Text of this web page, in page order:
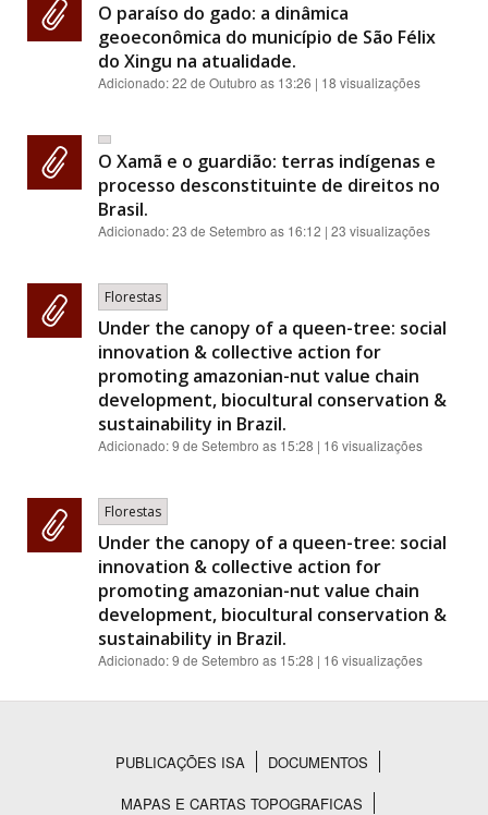
O paraíso do gado: a dinâmica
geoeconômica do município de São Félix
do Xingu na atualidade.
Adicionado:22 de Outubro as 13:26 | 18 visualizações
O Xamã e o guardião: terras indígenas e
processo desconstituinte de direitos no
Brasil.
Adicionado:23 de Setembro as 16:12 | 23 visualizações
Florestas
Under the canopy of a queen-tree: social
innovation & collective action for
promoting amazonian-nut value chain
development, biocultural conservation &
sustainability in Brazil.
Adicionado:9 de Setembro as 15:28 | 16 visualizações
Florestas
Under the canopy of a queen-tree: social
innovation & collective action for
promoting amazonian-nut value chain
development, biocultural conservation &
sustainability in Brazil.
Adicionado:9 de Setembro as 15:28 | 16 visualizações
Rodapé
PUBLICAÇÕES ISA
DOCUMENTOS
MAPAS E CARTAS TOPOGRAFICAS